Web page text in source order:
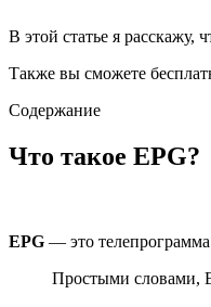
В этой статье я расскажу,
Также вы сможете
Содержание
Что такое EPG?
EPG — это
Простыми словами,